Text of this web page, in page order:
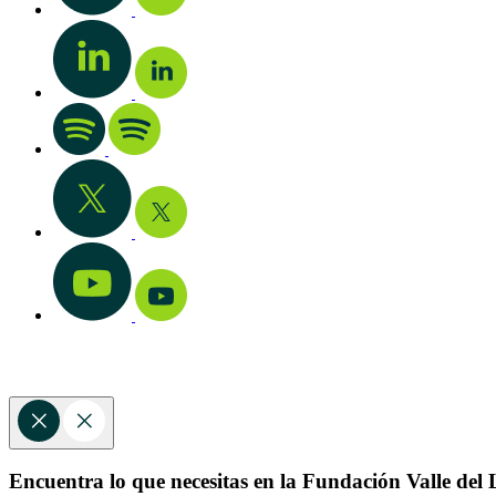
Encuentra lo que necesitas en la Fundación Valle del